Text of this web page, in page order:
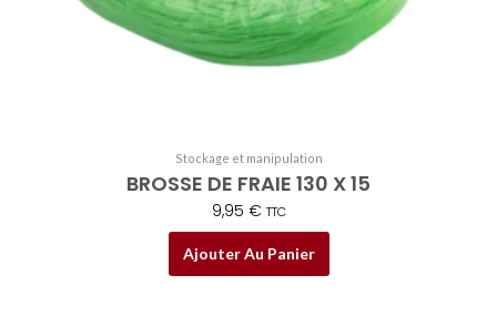
Stockage et manipulation
BROSSE DE FRAIE 130 X 15
9,95 € TTC
Ajouter Au Panier